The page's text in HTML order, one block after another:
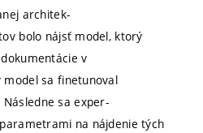
architek-
bolo nájsť model, ktorý
v
model sa finetunoval
sa exper-
na nájdenie tých